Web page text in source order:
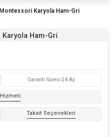
Genç Nevresim Seti
Karyola Ham-Gri
Ham-Gri
Garanti Süresi:24 Ay
Taksit Seçenekleri